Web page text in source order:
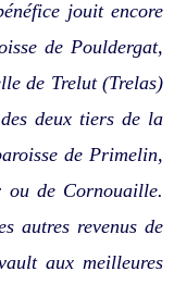
jouit encore
de Pouldergat,
de Trelut (Trelas)
deux tiers de la
de Primelin,
ou de Cornouaille.
autres revenus de
aux meilleures